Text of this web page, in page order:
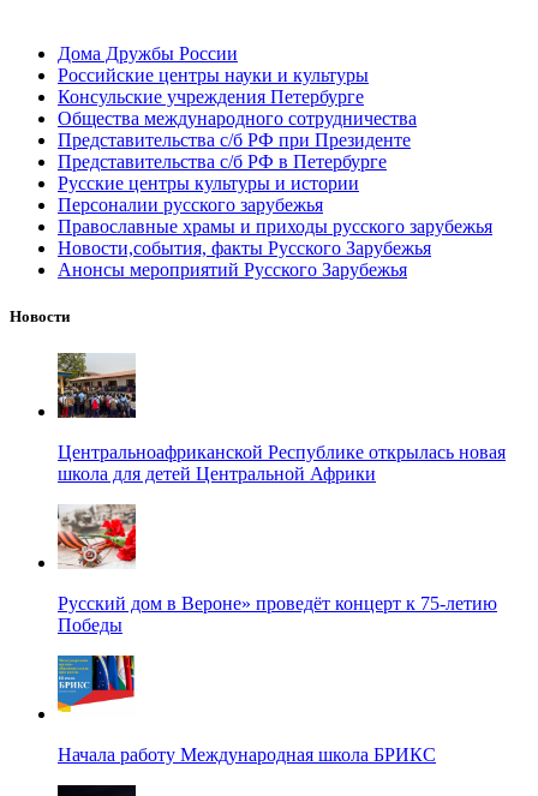
Дома Дружбы России
Российские центры науки и культуры
Консульские учреждения Петербурге
Общества международного сотрудничества
Представительства с/б РФ при Президенте
Представительства с/б РФ в Петербурге
Русские центры культуры и истории
Персоналии русского зарубежья
Православные храмы и приходы русского зарубежья
Новости,события, факты Русского Зарубежья
Анонсы мероприятий Русского Зарубежья
Новости
Центральноафриканской Республике открылась новая
школа для детей Центральной Африки
Русский дом в Вероне» проведёт концерт к 75-летию
Победы
Начала работу Международная школа БРИКС